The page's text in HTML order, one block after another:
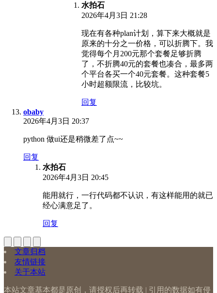
水拍石
2026年4月3日 21:28
现在有各种plan计划，算下来大概就是
原来的十分之一价格，可以折腾下。我
觉得每个月200元那个套餐足够折腾
了，不折腾40元的套餐也凑合，最多两
个平台各买一个40元套餐。这种套餐5
小时超额限流，比较坑。
回复
obaby
2026年4月3日 20:37
python 做ui还是稍微差了点~~
回复
水拍石
2026年4月3日 20:45
能用就行，一行代码都不认识，有这样能用的就已
经心满意足了。
回复
文章归档
友情链接
关于本站
本站文章基本都是原创，请授权后再转载 | 引用的数据如有侵